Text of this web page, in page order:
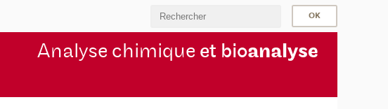
Analyse chimique et bioanalyse